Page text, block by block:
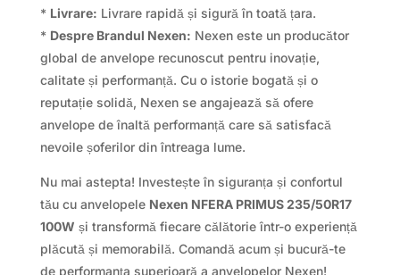
* Livrare: Livrare rapidă și sigură în toată țara.
* Despre Brandul Nexen: Nexen este un producător
global de anvelope recunoscut pentru inovație,
calitate și performanță. Cu o istorie bogată și o
reputație solidă, Nexen se angajează să ofere
anvelope de înaltă performanță care să satisfacă
nevoile șoferilor din întreaga lume.
Nu mai astepta! Investește în siguranța și confortul
tău cu anvelopele Nexen NFERA PRIMUS 235/50R17
100W și transformă fiecare călătorie într-o experiență
plăcută și memorabilă. Comandă acum și bucură-te
de performanța superioară a anvelopelor Nexen!